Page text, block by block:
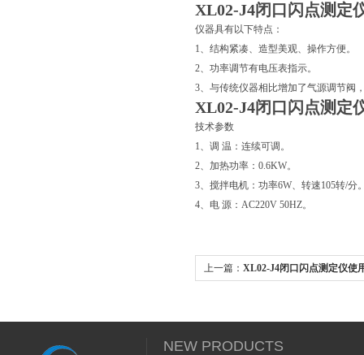
XL02-J4闭口闪点测定
仪器具有以下特点：
1、结构紧凑、造型美观、操作方便。
2、功率调节有电压表指示。
3、与传统仪器相比增加了气源调节阀
XL02-J4闭口闪点测定
技术参数
1、调 温：连续可调。
2、加热功率：0.6KW。
3、搅拌电机：功率6W、转速105转/分
4、电 源：AC220V 50HZ。
上一篇： XL02-J4闭口闪点测定仪使
NEW PRODUCTS